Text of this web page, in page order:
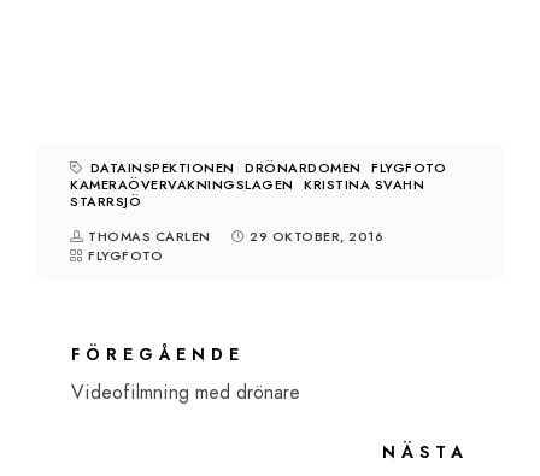
DATAINSPEKTIONEN DRÖNARDOMEN
FLYGFOTO
KAMERAÖVERVAKNINGSLAGEN
KRISTINA SVAHN
STARRSJÖ
THOMAS CARLEN
29 OKTOBER, 2016
FLYGFOTO
FÖREGÅENDE
Videofilmning med drönare
NÄSTA